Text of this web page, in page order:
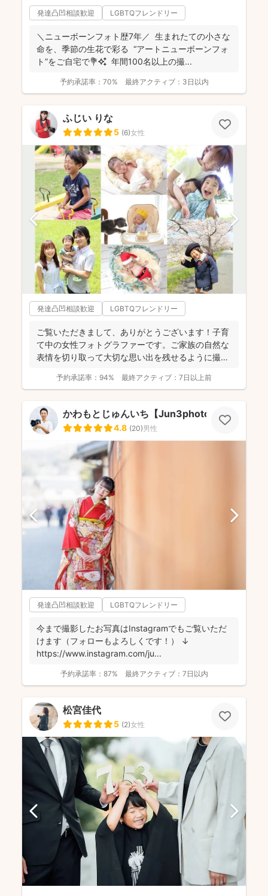
発達凸凹相談歓迎 LGBTQフレンドリー
＼ニューボーンフォト歴7年／ 生まれたての小さな
命を、季節の生花で彩る “アートニューボーンフォ
ト”をご自宅で💐✨ 年間100名以上の撮...
予約承諾率： 70% 最終アクティブ： 3日以内
ふじい りな
5 (6)女性
発達凸凹相談歓迎 LGBTQフレンドリー
ご覧いただきまして、ありがとうございます！子育
て中の女性フォトグラファーです。ご家族の自然な
表情を切り取って大切な思い出を残せるように撮影
予約承諾率： 94% 最終アクティブ： 7日以上前
かわもとじゅんいち【Jun3photo】
4.8 (20)男性
発達凸凹相談歓迎 LGBTQフレンドリー
今まで撮影したお写真はInstagramでもご覧いただ
けます（フォローもよろしくです！） ↓
https://www.instagram.com/ju...
予約承諾率： 87% 最終アクティブ： 7日以内
松宮佳代
5 (2)女性